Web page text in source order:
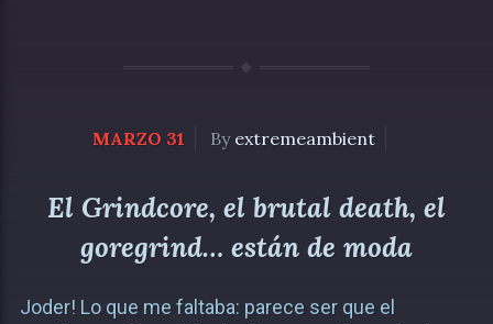
MARZO 31 By extremeambient
El Grindcore, el brutal death, el
goregrind… están de moda
Joder! Lo que me faltaba: parece ser que el